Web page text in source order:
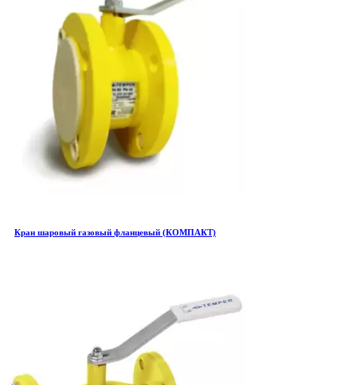
Кран шаровый газовый фланцевый (КОМПАКТ)